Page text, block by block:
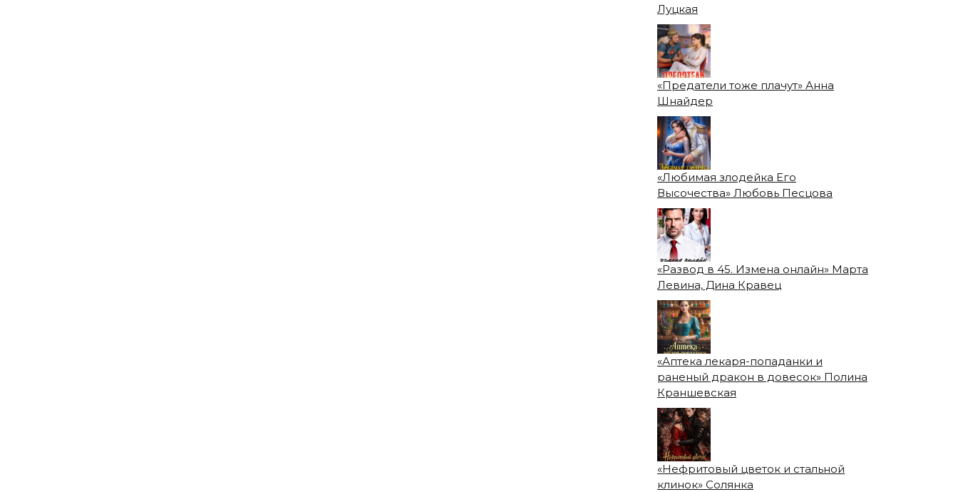
Луцкая
«Предатели тоже плачут» Анна
Шнайдер
«Любимая злодейка Его
Высочества» Любовь Песцова
«Развод в 45. Измена онлайн» Марта
Левина, Дина Кравец
«Аптека лекаря-попаданки и
раненый дракон в довесок» Полина
Краншевская
«Нефритовый цветок и стальной
клинок» Солянка